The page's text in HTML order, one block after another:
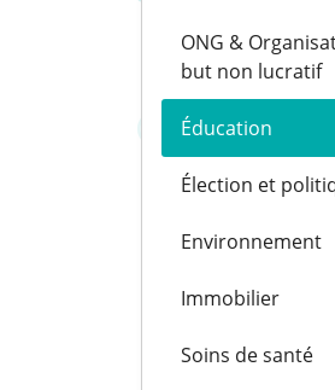
ONG &
but non lucratif
Éducation
Élection et
Environnement
Immobilier
Soins de santé